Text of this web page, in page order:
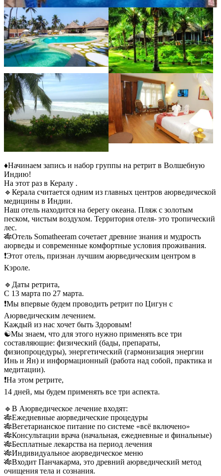
♦️Начинаем запись и набор группы на ретрит в Волшебную
Индию!
На этот раз в Кералу .
🔹Керала считается одним из главных центров аюрведической
медицины в Индии.
Наш отель находится на берегу океана. Пляж с золотым
песком, чистым воздухом. Территория отеля- это тропический
лес.
🎋Отель Somatheeram сочетает древние знания и мудрость
аюрведы и современные комфортные условия проживания.
❗️Этот отель, признан лучшим аюрведическим центром в
Кэроле.
🔹Даты ретрита,
С 13 марта по 27 марта.
❗️Мы впервые будем проводить ретрит по Цигун с
Аюрведическим лечением.
Каждый из нас хочет быть Здоровым!
☯️Мы знаем, что для этого нужно применять все три
составляющие: физический (бады, препараты,
физиопроцедуры), энергетический (гармонизация энергии
Инь и Ян) и информационный (работа над собой, практика и
медитации).
❗️На этом ретрите,
14 дней, мы будем применять все три аспекта.
🔹В Аюрведическое лечение входят:
🎋Ежедневные аюрведические процедуры
🎋Вегетарианское питание по системе «всё включено»
🎋Консультации врача (начальная, ежедневные и финальные)
🎋Бесплатные лекарства на период лечения
🎋Индивидуальное аюрведическое меню
🎋Входит Панчакарма, это древний аюрведический метод
очищения тела и сознания.